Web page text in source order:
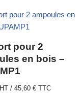
pour 2
en bois –
HT /45,60€ TTC